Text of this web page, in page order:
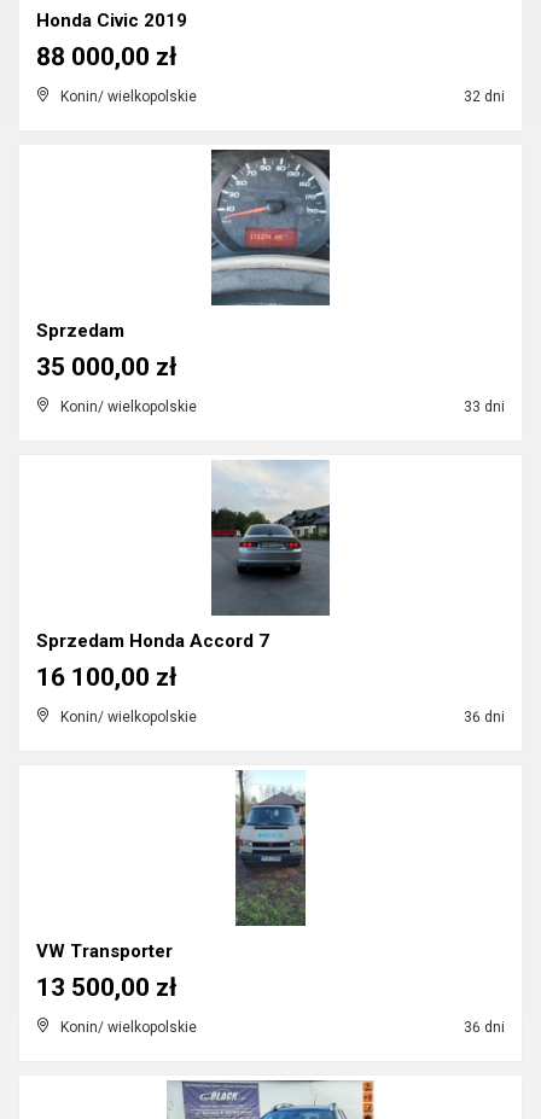
Honda Civic 2019
Konin/ wielkopolskie 32 dni
88 000,00 zł
Sprzedam
Konin/ wielkopolskie 33 dni
35 000,00 zł
Sprzedam Honda Accord 7
Konin/ wielkopolskie 36 dni
16 100,00 zł
VW Transporter
Konin/ wielkopolskie 36 dni
13 500,00 zł